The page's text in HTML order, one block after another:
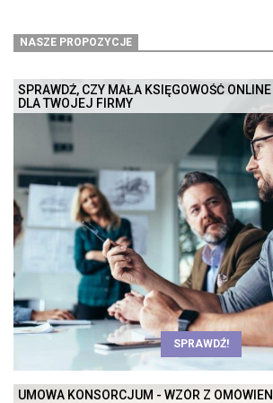
NASZE PROPOZYCJE
SPRAWDŹ, CZY MAŁA KSIĘGOWOŚĆ
DLA TWOJEJ FIRMY
SPRAWDŹ!
UMOWA KONSORCJUM - WZÓR Z